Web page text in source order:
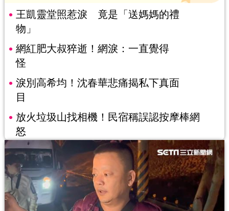
王凱靈堂照惹淚 竟是「送媽媽的禮
物」
網紅肥大叔猝逝！網淚：一直覺得
怪
淚別高希均！沈春華悲痛揭私下真面
目
放火垃圾山找相機！民宿稱誤認按摩棒網
怒